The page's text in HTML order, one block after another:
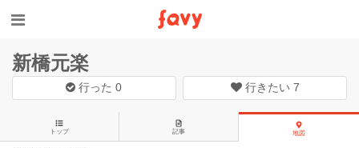
新橋元楽
行った0 行きたい 7
トップ 記事 地図